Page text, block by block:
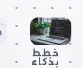
خطط
بذكاء